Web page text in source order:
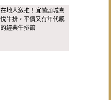
在地人激推！宜蘭頭城喜
悅牛排，平價又有年代感
的經典牛排館